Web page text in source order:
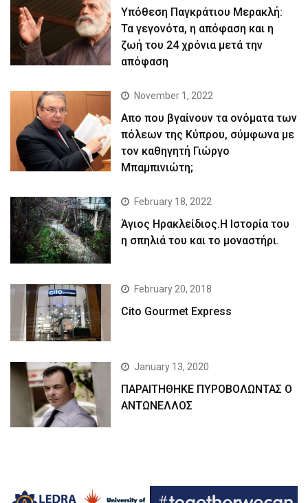
Yπόθεση Παγκράτιου Μερακλή:
Τα γεγονότα, η απόφαση και η
ζωή του 24 χρόνια μετά την
απόφαση
November 1, 2022
Απο που βγαίνουν τα ονόματα των
πόλεων της Κύπρου, σύμφωνα με
τον καθηγητή Γιώργο
Μπαμπινιώτη;
February 18, 2022
Άγιος Ηρακλείδιος.Η Ιστορία του
η σπηλιά του και το μοναστήρι.
February 20, 2018
Cito Gourmet Express
January 13, 2020
ΠΑΡΑΙΤΗΘΗΚΕ ΠΥΡΟΒΟΛΩΝΤΑΣ Ο
ΑΝΤΩΝΕΛΛΟΣ